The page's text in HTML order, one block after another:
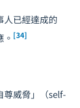
人已經達成的
[34]
尊威脅」（self-